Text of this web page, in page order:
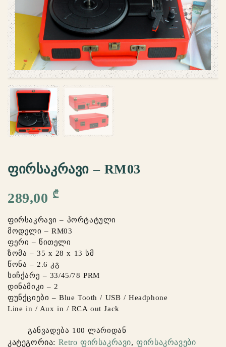
ᲤᲘᲠᲡᲐᲙᲠᲐᲕᲘ – RM03
289,00 ₾
ფირსაკრავი – პორტატული
მოდელი – RM03
ფერი – წითელი
ზომა – 35 x 28 x 13 სმ
წონა – 2.6 კგ
სიჩქარე – 33/45/78 PRM
დინამიკი – 2
ფუნქციები – Blue Tooth / USB / Headphone
Line in / Aux in / RCA out Jack
განვადება 100 ლარიდან
კატეგორია: Retro ფირსაკრავი,ფირსაკრავები